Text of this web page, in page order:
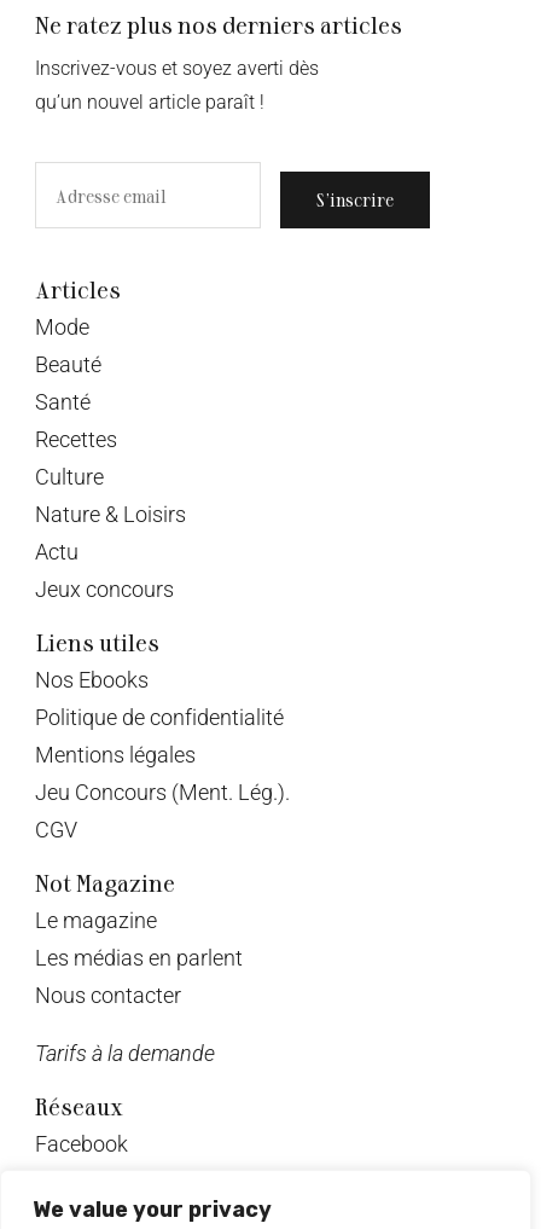
We value your privacy
Ne ratez plus nos derniers articles
Inscrivez-vous et soyez averti dès
qu’un nouvel article paraît !
S’inscrire
Articles
Mode
Beauté
Santé
Recettes
Culture
Nature & Loisirs
Actu
Jeux concours
Liens utiles
Nos Ebooks
Politique de confidentialité
Mentions légales
Jeu Concours (Ment. Lég.).
CGV
Not Magazine
Le magazine
Les médias en parlent
Nous contacter
Tarifs à la demande
Réseaux
Facebook
Instagram